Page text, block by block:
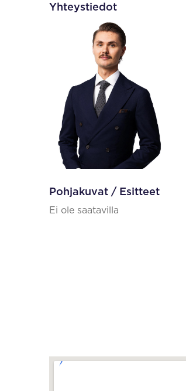
Yhteystiedot
Pohjakuvat / Esitteet
Ei ole saatavilla